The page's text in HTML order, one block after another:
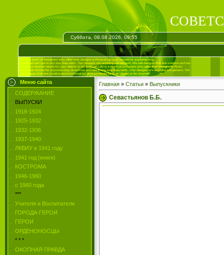
Суббота, 08.08.2026, 09:55
Меню сайта
СОДЕРЖАНИЕ
ВЫПУСКИ
1918-1924
1925-1932
1932-1936
1937-1940
ЛКВИУ в 1941 году
1941 год (книги)
КОСТРОМА
1946-1960
с 1960 года
***
Учителя и Воспитатели
ГОРОДА-ГЕРОИ
ГЕРОИ
ОРДЕНОНОСЦЫ
* * *
ОКОПНАЯ ПРАВДА
Главная » Статьи » Выпускники
Севастьянов Б.Б.